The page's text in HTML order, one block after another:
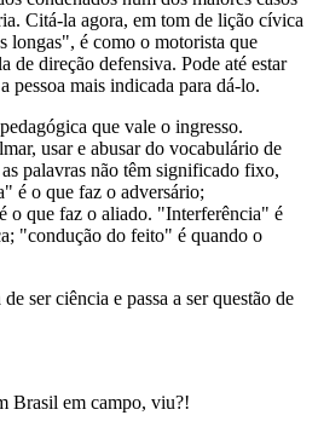
Citá-la agora, em tom de lição cívica
longas", é como o motorista que
de direção defensiva. Pode até estar
pessoa mais indicada para dá-lo.
que vale o ingresso.
usar e abusar do vocabulário de
palavras não têm significado fixo,
é o que faz o adversário;
o que faz o aliado. "Interferência" é
"condução do feito" é quando o
ser ciência e passa a ser questão de
Brasil em campo, viu?!